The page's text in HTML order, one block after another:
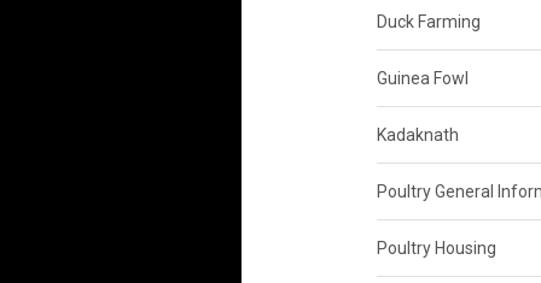
Duck Farming
Guinea Fowl
Kadaknath
Poultry General
Poultry Housing